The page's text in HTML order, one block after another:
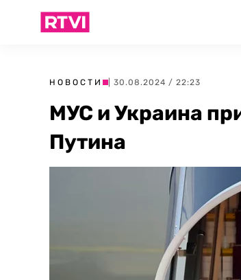
НОВОСТИ | 30.08.2024 / 22:23
МУС и Украина
Путина